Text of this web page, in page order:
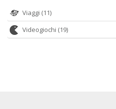
Viaggi (11)
Videogiochi (19)